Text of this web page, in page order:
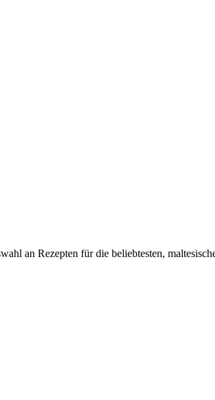
an Rezepten für die beliebtesten,